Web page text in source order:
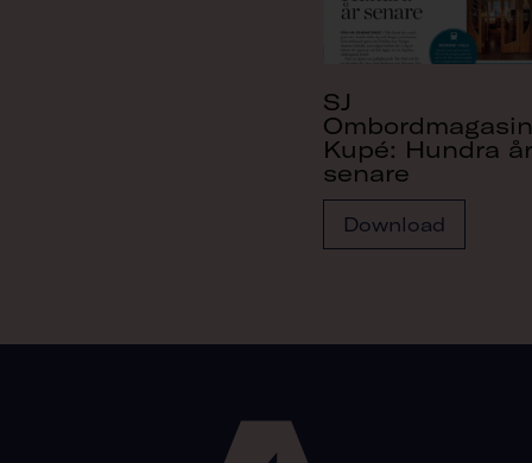
SJ
Kupé: Hundra år
senare
Download